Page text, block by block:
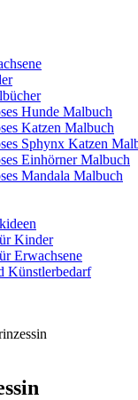
Hunde Malbuch
Katzen Malbuch
Sphynx Katzen
Einhörner Malbuch
Mandala Malbuch
Kinder
Erwachsene
Künstlerbedarf